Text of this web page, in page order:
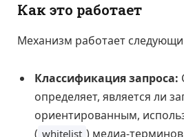
Как это работает
Механизм работает
Классификация запроса:
определяет, является ли
ориентированным,
( whitelist ) медиа-